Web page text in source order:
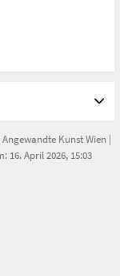
Kunst Wien |
16. April 2026, 15:03